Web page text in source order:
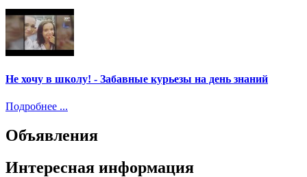
Не хочу в школу! - Забавные курьезы на день знаний
Подробнее ...
Объявления
Интересная информация